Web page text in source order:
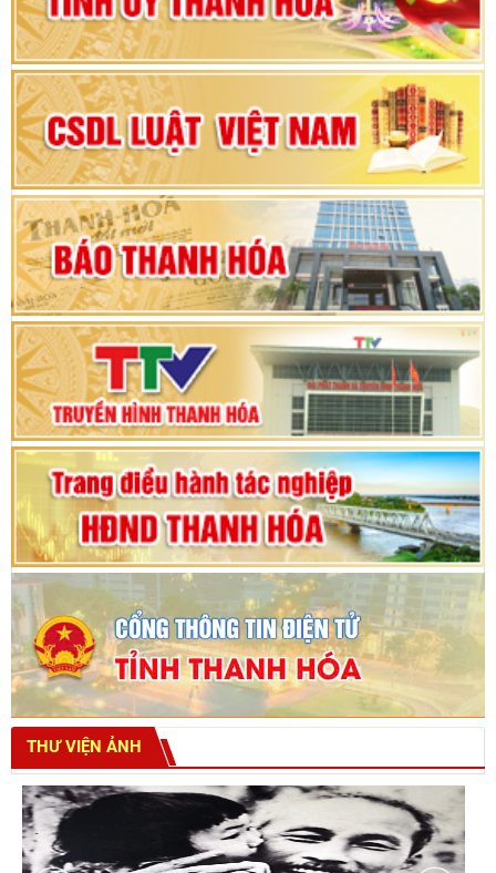
Đại hội đại biểu Đảng bộ xã Yên Thọ lần thứ I,
nhiệm kỳ 2025 – 2030
Đại hội Đảng bộ xã Yên Ninh lần thứ nhất,
nhiệm kỳ 2025 - 2030
Khai mạc Kỳ họp bất thường lần thứ 9, Quốc
hội khóa XV
Phiên thảo luận Kỳ họp thứ 24, HĐND tỉnh
Thanh Hóa khóa XVIII, nhiệm kỳ 2021 - 2026
Bế mạc Kỳ họp thứ hai bốn, Hội đồng nhân dân
tỉnh khoá XVIII
THƯ VIỆN ẢNH